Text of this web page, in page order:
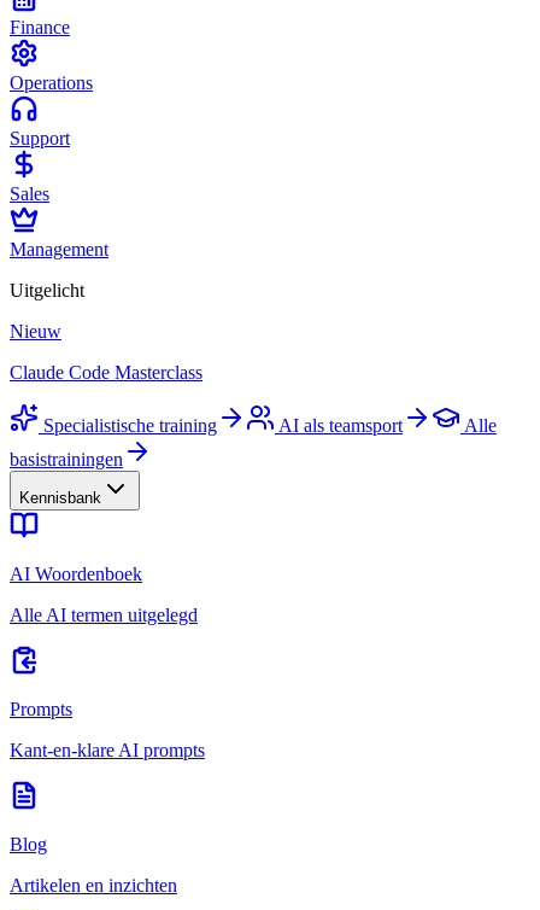
Finance
Operations
Support
Sales
Management
Uitgelicht
Nieuw
Claude Code Masterclass
Specialistische training AI als teamsport
Alle
basistrainingen
Kennisbank
AI Woordenboek
Alle AI termen uitgelegd
Prompts
Kant-en-klare AI prompts
Blog
Artikelen en inzichten